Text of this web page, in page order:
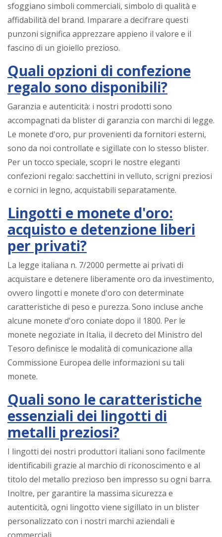
sfoggiano simboli commerciali, simbolo di qualità e
affidabilità del brand. Imparare a decifrare questi
punzoni significa apprezzare appieno il valore e il
fascino di un gioiello prezioso.
Quali opzioni di confezione
regalo sono disponibili?
Garanzia e autenticità: i nostri prodotti sono
accompagnati da blister di garanzia con marchi di legge.
Le monete d'oro, pur provenienti da fornitori esterni,
sono da noi controllate e sigillate con lo stesso blister.
Per un tocco speciale, scopri le nostre eleganti
confezioni regalo: sacchettini in velluto, scrigni preziosi
e cornici in legno, acquistabili separatamente.
Lingotti e monete d'oro:
acquisto e detenzione liberi
per privati?
La legge italiana n. 7/2000 permette ai privati di
acquistare e detenere liberamente oro da investimento,
ovvero lingotti e monete d'oro con determinate
caratteristiche di peso e purezza. Sono incluse anche
alcune monete d'oro coniate dopo il 1800. Per le
monete negoziate in Italia, il decreto del Ministro del
Tesoro definisce le modalità di comunicazione alla
Commissione Europea delle informazioni su tali
monete.
Quali sono le caratteristiche
essenziali dei lingotti di
metalli preziosi?
I lingotti dei nostri produttori italiani sono facilmente
identificabili grazie al marchio di riconoscimento e al
titolo del metallo prezioso ben impresso su ogni barra.
Inoltre, per garantire la massima sicurezza e
autenticità, ogni lingotto viene sigillato in un blister
personalizzato con i nostri marchi aziendali e